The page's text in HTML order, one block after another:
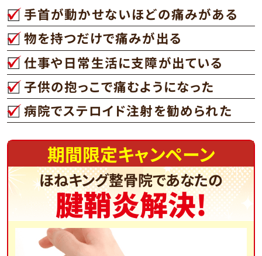
手首が動かせないほどの痛みがある
物を持つだけで痛みが出る
仕事や日常生活に支障が出ている
子供の抱っこで痛むようになった
病院でステロイド注射を勧められた
期間限定キャンペーン
ほねキング整骨院であなたの
腱鞘炎解決!